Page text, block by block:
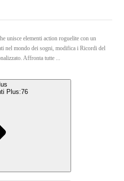
unisce elementi action roguelite con un
nel mondo dei sogni, modifica i Ricordi del
Affronta tutte ...
Plus:76